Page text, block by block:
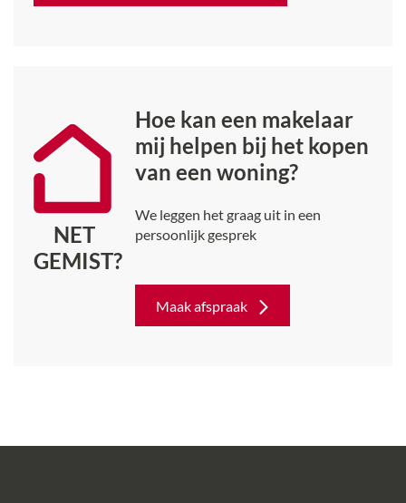
NET
GEMIST?
Hoe kan een makelaar
mij helpen bij het kopen
van een woning?
We leggen het graag uit in een
persoonlijk gesprek
Maak afspraak